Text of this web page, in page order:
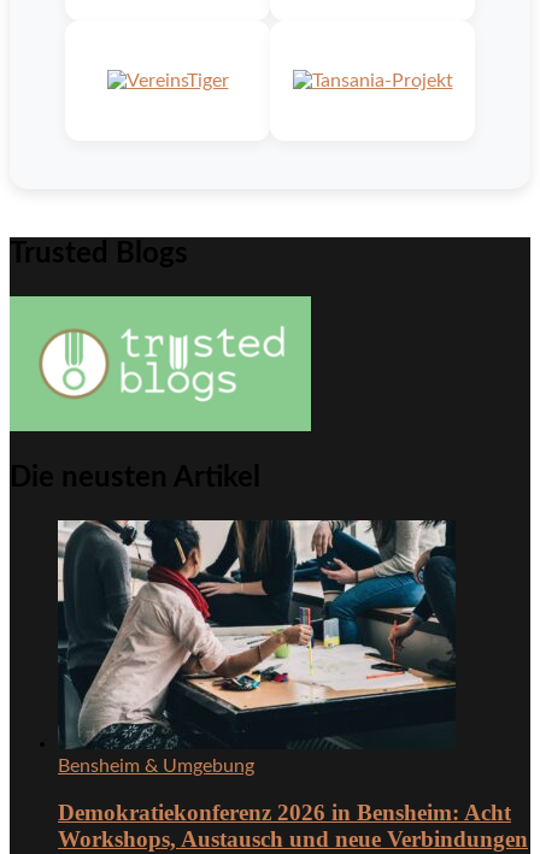
Trusted Blogs
Die neusten Artikel
Bensheim & Umgebung
Demokratiekonferenz 2026 in Bensheim: Acht
Workshops, Austausch und neue Verbindungen